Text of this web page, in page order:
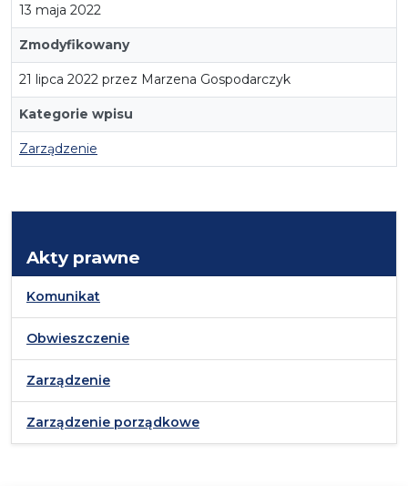
13 maja 2022
Zmodyfikowany
21 lipca 2022 przez Marzena Gospodarczyk
Kategorie wpisu
Zarządzenie
Akty prawne
Komunikat
Obwieszczenie
Zarządzenie
Zarządzenie porządkowe